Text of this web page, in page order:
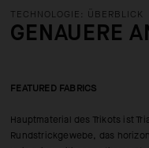
TECHNOLOGIE: ÜBERBLICK
GENAUERE
FEATURED FABRICS
Hauptmaterial des Trikots ist
Rundstrickgewebe, das